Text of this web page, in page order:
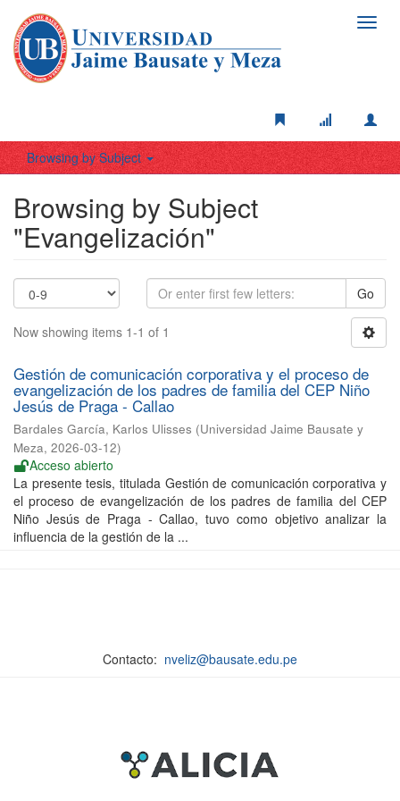
Browsing by Subject
Browsing by Subject
"Evangelización"
Go
Now showing items 1-1 of 1
Gestión de comunicación corporativa y el proceso de
evangelización de los padres de familia del CEP Niño
Jesús de Praga - Callao
Bardales García, Karlos Ulisses (Universidad Jaime Bausate y
Meza, 2026-03-12)
Acceso abierto
La presente tesis, titulada Gestión de comunicación corporativa y
el proceso de evangelización de los padres de familia del CEP
Niño Jesús de Praga - Callao, tuvo como objetivo analizar la
influencia de la gestión de la ...
Contacto: nveliz@bausate.edu.pe